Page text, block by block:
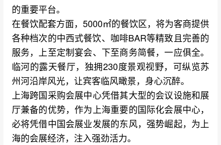
的重要平台。
在餐饮配套方面，5000㎡的餐饮区，将为客商提供
各种档次的中西式餐饮、咖啡BAR等精致且完善的
服务，上至定制宴会、下至商务简餐，一应俱全。
临河的露天餐厅，独拥230度景观视野，可纵览苏
州河沿岸风光，让宾客临风瞰景，身心沉醉。
上海跨国采购会展中心凭借其大型的会议设施和展
厅兼备的优势，作为上海重要的国际化会展中心，
必将凭借中国会展业发展的东风，强势崛起，为上
海的会展经济，注入强劲活力。